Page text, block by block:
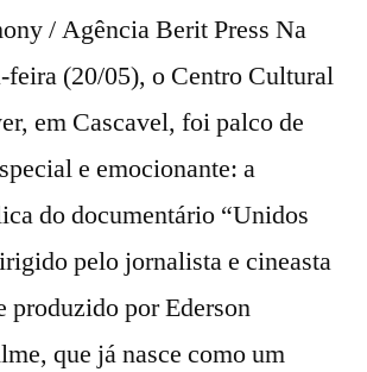
/ Agência Berit Press Na
feira (20/05), o Centro Cultural
em Cascavel, foi palco de
e emocionante: a
do documentário “Unidos
pelo jornalista e cineasta
produzido por Ederson
que já nasce como um